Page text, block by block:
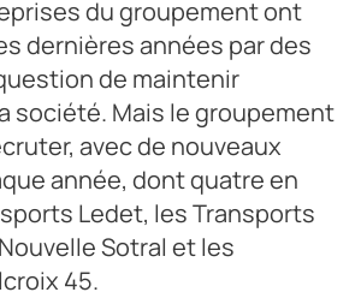
du groupement ont
dernières années par des
de maintenir
société. Mais le groupement
avec de nouveaux
année, dont quatre en
Ledet, les Transports
Sotral et les
45.